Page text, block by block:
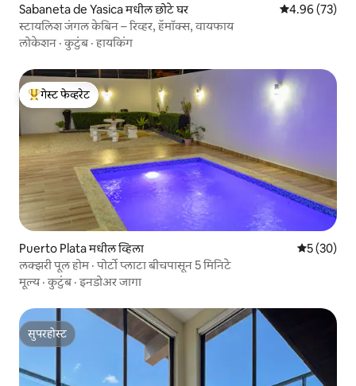
Sabaneta de Yasica मधील छोटे घर 5 पैकी 4.96
4.96 (73)
स्टायलिश जंगल केबिन – रिव्हर, हॅमॉक्स, वायफाय
लोकेशन ·कुटुंब·हायकिंग
टॉप गेस्ट फेव्हरेट
गेस्ट फेव्हरेट
Puerto Plata मधील व्हिला 5 पैकी 5
5 (30)
लक्झरी पूल होम · पोर्टो प्लाटा बीचपासून 5 मिनिटे
मूल्य·कुटुंब·इनडोअर जागा
सुपरहोस्ट
सुपरहोस्ट